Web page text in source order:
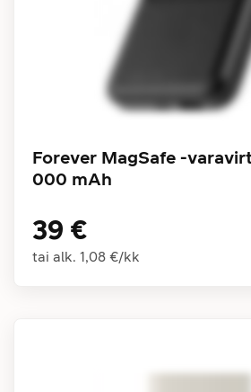
Forever MagSafe -
000 mAh
39 €
tai alk. 1,08 €/kk